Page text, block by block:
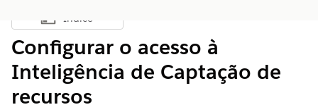
Mostrar índice
Índice
Configurar o acesso à
Inteligência de Captação de
recursos